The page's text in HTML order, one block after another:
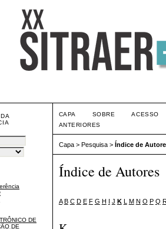
DE
DE
CAPA SOBRE
ACESSO
ANTERIORES
Capa> Pesquisa> Índice de
Índice de Autores
A B C D E F G H I J K L M N O P Q